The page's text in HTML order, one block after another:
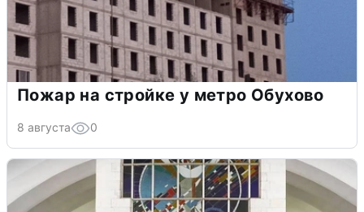
Пожар на стройке у метро Обухово
8 августа 0